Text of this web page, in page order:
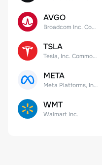
AVGO
Broadcom Inc. Common Stock
TSLA
Tesla, Inc. Common Stock
META
Meta Platforms, Inc. Class A Common Stock
WMT
Walmart Inc.